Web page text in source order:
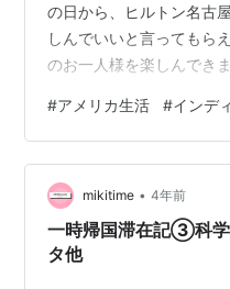
の日から、ヒルトン名古
しんでいいと言ってもら
のお一人様を楽しんでき
まずは夕方から一人、名
名古屋。 一人でホテルに
がとー！！！ そして夕飯
ただいていたのでそちら
一人豪華に現実逃避。
ヒーにどれだけの時間を
#アメリカ生活 #インデ
mikitime • 4年前
一時帰国滞在記③科学
タ他